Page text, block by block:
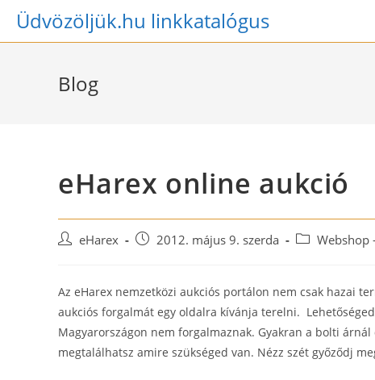
SkipÜdvözöljük.hu linkkatalógus
Blog
eHarex online aukció
Post eHarex
Post 2012. május 9. szerda
PostWebshop
Az eHarex nemzetközi aukciós portálon nem csak hazai
aukciós forgalmát egy oldalra kívánja terelni.
Magyarországon nem forgalmaznak. Gyakran a bolti
megtalálhatsz amire szükséged van. Nézz szét győződj